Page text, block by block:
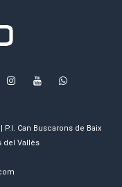
P.I. Can Buscarons de Baix
del Vallès